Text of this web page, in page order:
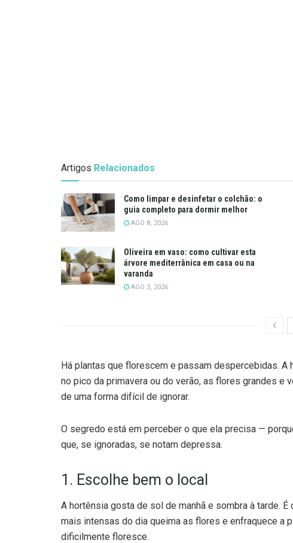
Artigos Relacionados
Como limpar e desinfetar o colchão: o
guia completo para dormir melhor
AGO 8, 2026
Oliveira em vaso: como cultivar esta
árvore mediterrânica em casa ou na
varanda
AGO 3, 2026
Há plantas que florescem e passam despercebidas. A
no pico da primavera ou do verão, as flores grandes e
de uma forma difícil de ignorar.
O segredo está em perceber o que ela precisa —
que, se ignoradas, se notam depressa.
1. Escolhe bem o local
A hortênsia gosta de sol de manhã e sombra à tarde.
mais intensas do dia queima as flores e enfraquece a
dificilmente floresce.